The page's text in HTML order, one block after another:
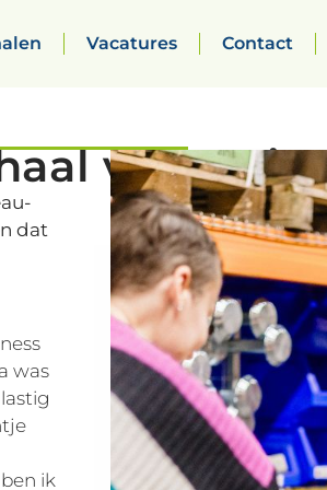
Vacatures Contact
van
dat
was
ik